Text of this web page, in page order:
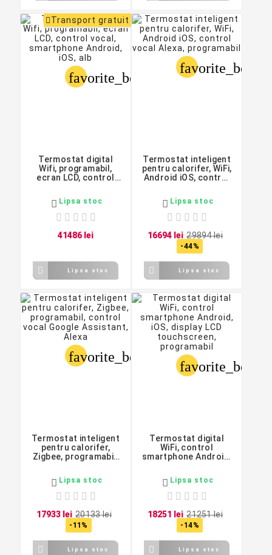
Transport gratuit
favorite_border
Termostat digital
Wifi, programabil,
ecran LCD, control
Android, iOS, alb
 Lipsa stoc
41486 lei
 Lipsa stoc
favorite_border
Termostat inteligent
pentru calorifer, WiFi,
Android iOS, control
programabil
 Lipsa stoc
16694 lei 29894lei
-44%
 Lipsa stoc
favorite_border
Termostat inteligent
pentru calorifer,
Zigbee, programabil,
Assistant, Alexa
 Lipsa stoc
17933 lei 20133lei
-11%
 Lipsa stoc
favorite_border
Termostat digital
WiFi, control
smartphone Android,
touchscreen,
programabil
 Lipsa stoc
18251 lei 21251lei
-14%
 Lipsa stoc